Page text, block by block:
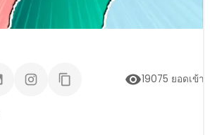
19075 ยอดเข้า